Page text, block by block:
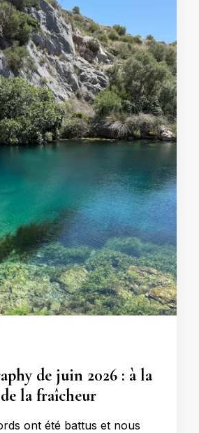
de juin 2026 : à la
la fraîcheur
ont été battus et nous